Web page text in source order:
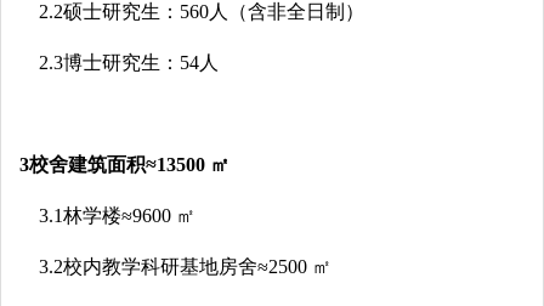
2.2硕士研究生：560人（含非全日制）
2.3博士研究生：54人
3校舍建筑面积≈13500 ㎡
3.1林学楼≈9600 ㎡
3.2校内教学科研基地房舍≈2500 ㎡